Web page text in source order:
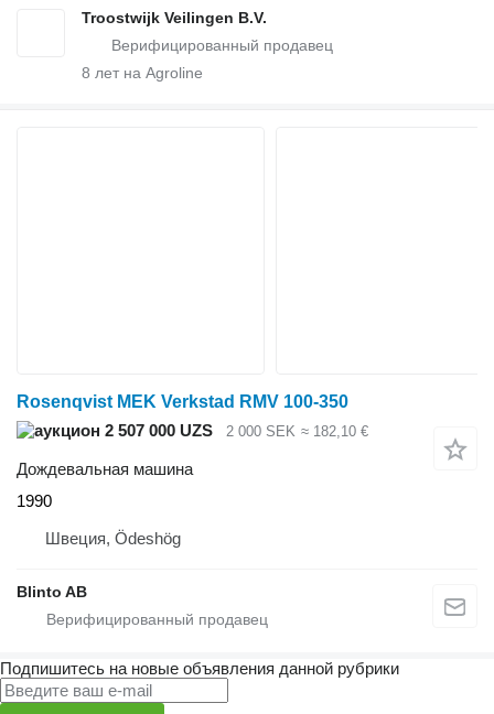
Troostwijk Veilingen B.V.
8 лет на Agroline
Rosenqvist MEK Verkstad RMV 100-350
2 507 000 UZS
2 000 SEK ≈ 182,10 €
Дождевальная машина
1990
Швеция, Ödeshög
Blinto AB
Подпишитесь на новые объявления данной рубрики